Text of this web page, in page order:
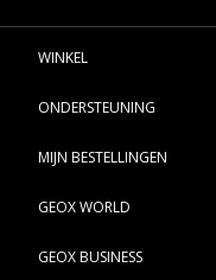
WINKEL
ONDERSTEUNING
MIJN BESTELLINGEN
GEOX WORLD
GEOX BUSINESS